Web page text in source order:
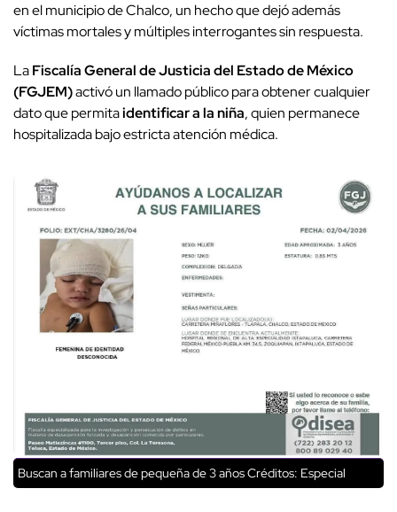
en el municipio de Chalco, un hecho que dejó además
víctimas mortales y múltiples interrogantes sin respuesta.
LaFiscalía General de Justicia del Estado de México
(FGJEM)activó un llamado público para obtener cualquier
dato que permitaidentificar a la niña, quien permanece
hospitalizada bajo estricta atención médica.
Buscan a familiares de pequeña de 3 añosCréditos: Especial